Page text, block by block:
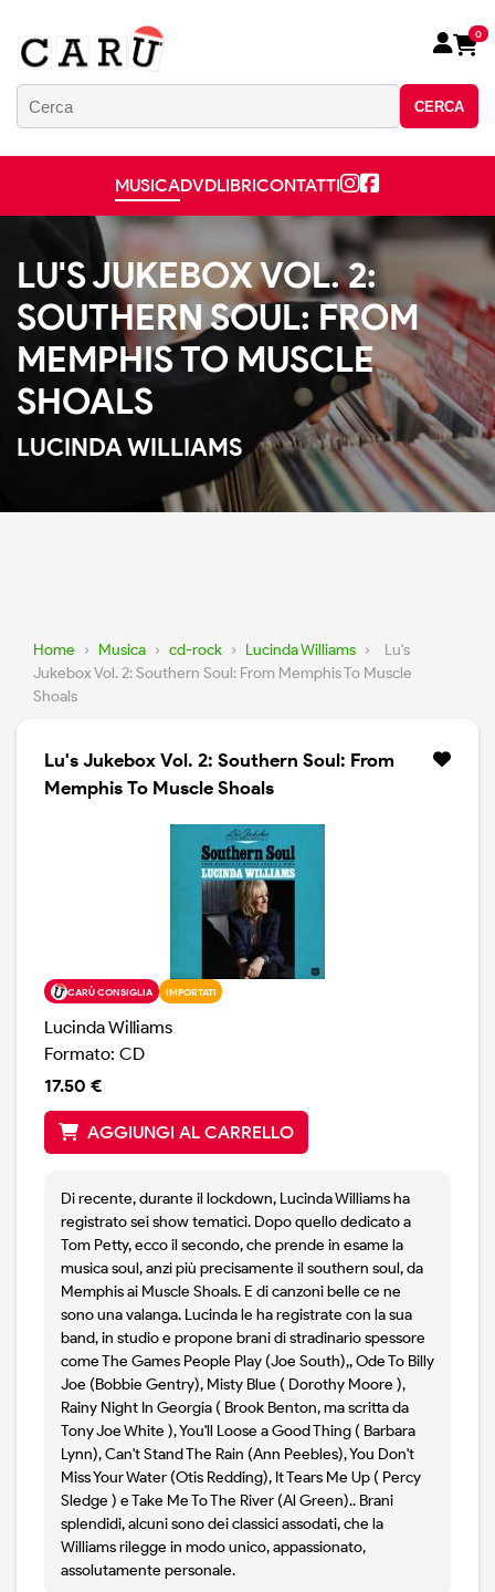
CERCA
0
MUSICADVDLIBRICONTATTI
LU'S JUKEBOX VOL. 2:
SOUTHERN SOUL: FROM
MEMPHIS TO MUSCLE
SHOALS
LUCINDA WILLIAMS
Home › Musica › cd-rock › Lucinda Williams ›
Lu's
Jukebox Vol. 2: Southern Soul: From Memphis To Muscle
Shoals
Lu's Jukebox Vol. 2: Southern Soul: From
Memphis To Muscle Shoals
CARÙ CONSIGLIA IMPORTATI
Lucinda Williams
Formato: CD
17.50 €
AGGIUNGI AL CARRELLO
Di recente, durante il lockdown, Lucinda Williams ha
registrato sei show tematici. Dopo quello dedicato a
Tom Petty, ecco il secondo, che prende in esame la
musica soul, anzi più precisamente il southern soul, da
Memphis ai Muscle Shoals. E di canzoni belle ce ne
sono una valanga. Lucinda le ha registrate con la sua
band, in studio e propone brani di stradinario spessore
come The Games People Play (Joe South),, Ode To Billy
Joe (Bobbie Gentry), Misty Blue ( Dorothy Moore ),
Rainy Night In Georgia ( Brook Benton, ma scritta da
Tony Joe White ), You'll Loose a Good Thing ( Barbara
Lynn), Can't Stand The Rain (Ann Peebles), You Don't
Miss Your Water (Otis Redding), It Tears Me Up ( Percy
Sledge ) e Take Me To The River (Al Green).. Brani
splendidi, alcuni sono dei classici assodati, che la
Williams rilegge in modo unico, appassionato,
assolutamente personale.